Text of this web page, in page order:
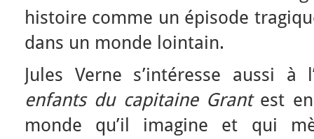
histoire comme un épisode
dans un monde lointain.
Jules Verne s’intéresse aussi
enfants du capitaine Grantest
monde qu’il imagine et qui